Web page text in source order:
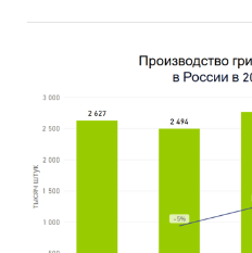
Материалы сайтов
площадки, доски
Результаты
маркетинговых и
(KPMG, PWC, EY, BCG,
IHS, Argus, Platts,